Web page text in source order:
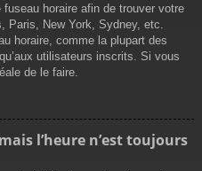
horaire afin de trouver votre
Paris, New York, Sydney, etc.
horaire, comme la plupart des
utilisateurs inscrits. Si vous
de le faire.
l’heure n’est toujours